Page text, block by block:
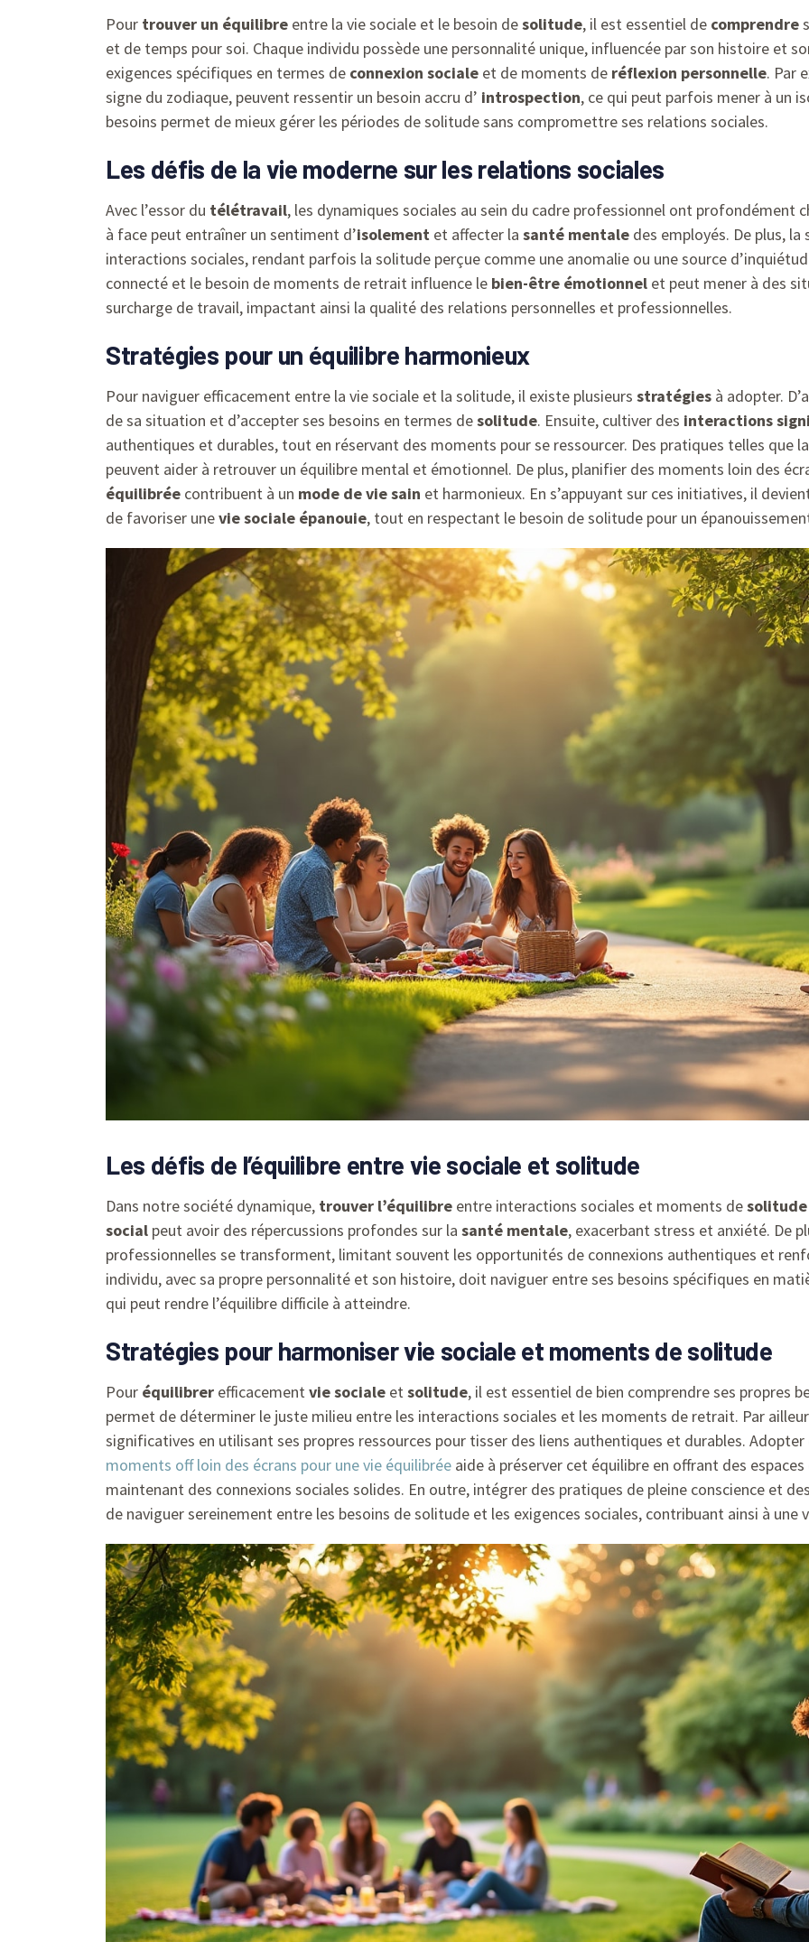
Pour trouver un équilibre entre la vie sociale et le besoin desolitude, il est essentiel de comprendre
et de temps pour soi. Chaque individu possède une personnalité unique, influencée par son histoire et
exigences spécifiques en termes de connexion sociale et de moments de réflexion personnelle. Par
signe du zodiaque, peuvent ressentir un besoin accru d’ introspection, ce qui peut parfois mener à un
besoins permet de mieux gérer les périodes de solitude sans compromettre ses relations sociales.
Les défis de la vie moderne sur les relations sociales
Avec l’essor du télétravail, les dynamiques sociales au sein du cadre professionnel ont profondément
à face peut entraîner un sentiment d’isolement et affecter la santé mentale des employés. De plus,
interactions sociales, rendant parfois la solitude perçue comme une anomalie ou une source
connecté et le besoin de moments de retrait influence le bien-être émotionnel et peut mener à des
surcharge de travail, impactant ainsi la qualité des relations personnelles et professionnelles.
Stratégies pour un équilibre harmonieux
Pour naviguer efficacement entre la vie sociale et la solitude, il existe plusieurs stratégies à adopter.
de sa situation et d’accepter ses besoins en termes desolitude. Ensuite, cultiver des interactions
authentiques et durables, tout en réservant des moments pour se ressourcer. Des pratiques telles que la
peuvent aider à retrouver un équilibre mental et émotionnel. De plus, planifier des moments loin des
équilibrée contribuent à un mode de vie sain et harmonieux. En s’appuyant sur ces initiatives, il
de favoriser unevie sociale épanouie, tout en respectant le besoin de solitude pour un
Les défis de l’équilibre entre vie sociale et solitude
Dans notre société dynamique, trouver l’équilibre entre interactions sociales et moments desolitude
social peut avoir des répercussions profondes sur la santé mentale, exacerbant stress et anxiété. De
professionnelles se transforment, limitant souvent les opportunités de connexions authentiques et
individu, avec sa propre personnalité et son histoire, doit naviguer entre ses besoins spécifiques en
qui peut rendre l’équilibre difficile à atteindre.
Stratégies pour harmoniser vie sociale et moments de solitude
Pour équilibrer efficacementvie sociale etsolitude, il est essentiel de bien comprendre ses propres
permet de déterminer le juste milieu entre les interactions sociales et les moments de retrait. Par
significatives en utilisant ses propres ressources pour tisser des liens authentiques et durables.
moments off loin des écrans pour une vie équilibrée aide à préserver cet équilibre en offrant des
maintenant des connexions sociales solides. En outre, intégrer des pratiques de pleine conscience et
de naviguer sereinement entre les besoins de solitude et les exigences sociales, contribuant ainsi à une